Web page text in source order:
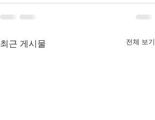
최근 게시물 전체 보기